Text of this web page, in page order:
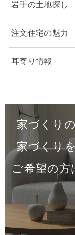
岩⼿の⼟地探し
注⽂住宅の魅⼒
⽿寄り情報
家づくり
家づくり
ご希望の方